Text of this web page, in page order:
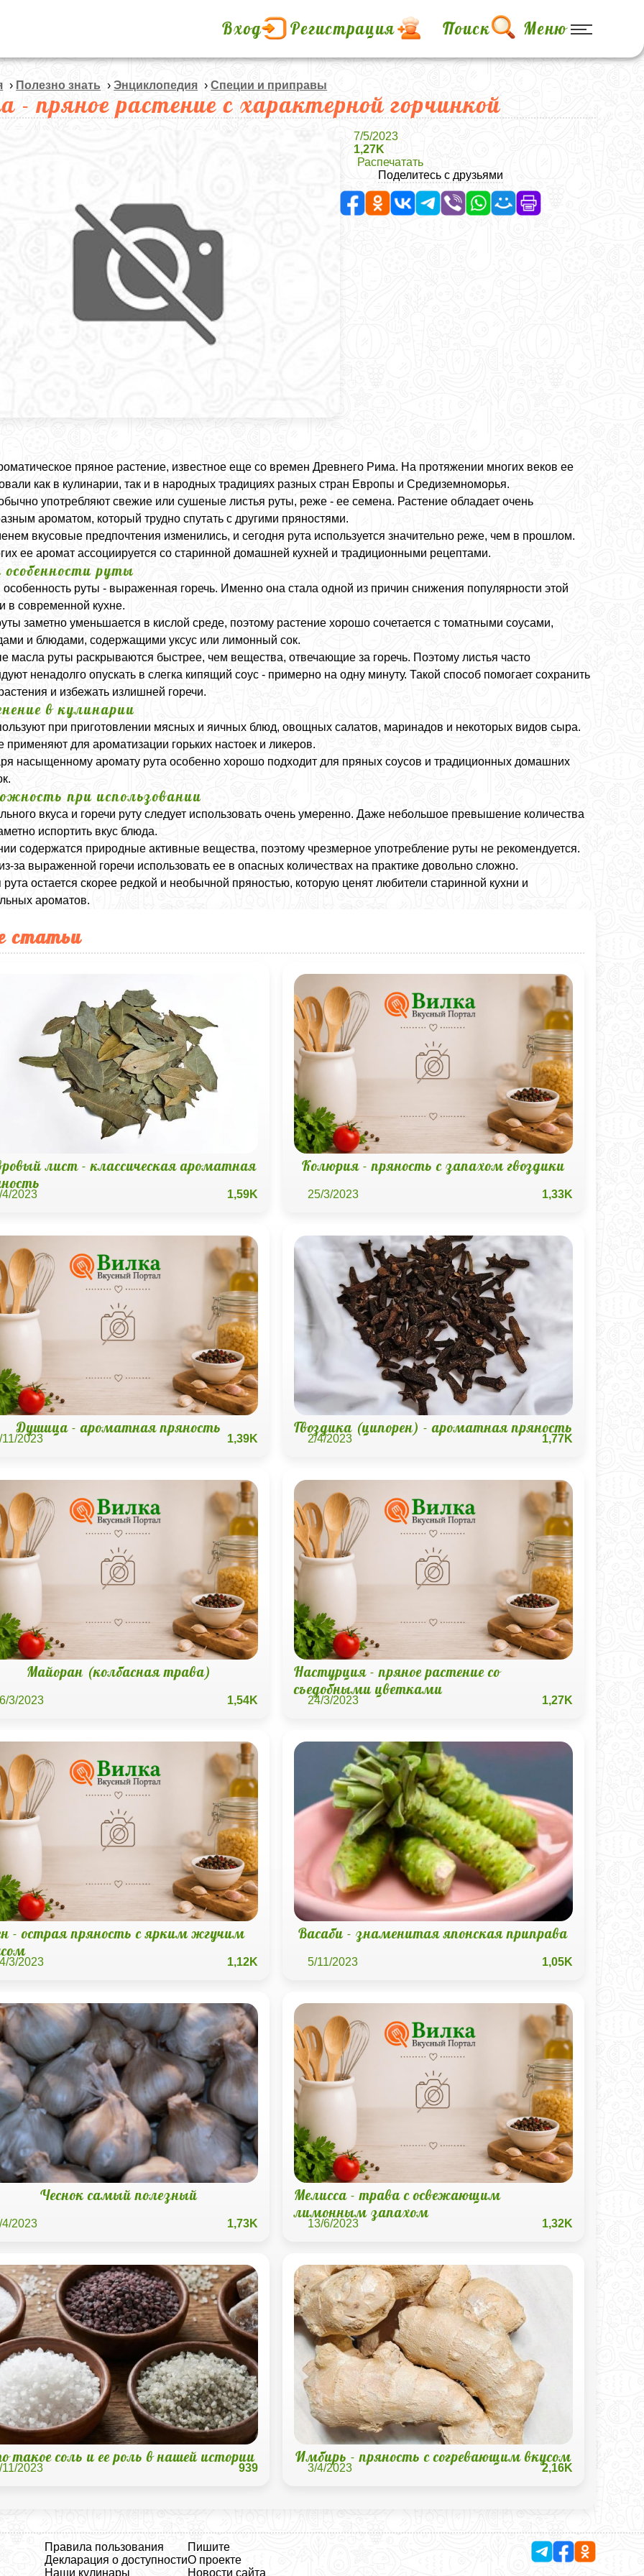
Вход Регистрация Поиск Меню
› Полезно знать ›Энциклопедия ›Специи и приправы
- пряное растение с характерной горчинкой
7/5/2023
1,27K
Распечатать
Поделитесь с друзьями
пряное растение, известное еще со времен Древнего Рима. На протяжении многих веков ее
как в кулинарии, так и в народных традициях разных стран Европы и Средиземноморья.
употребляют свежие или сушеные листья руты, реже - ее семена. Растение обладает очень
ароматом, который трудно спутать с другими пряностями.
вкусовые предпочтения изменились, и сегодня рута используется значительно реже, чем в прошлом.
ее аромат ассоциируется со старинной домашней кухней и традиционными рецептами.
особенности руты
особенность руты - выраженная горечь. Именно она стала одной из причин снижения популярности этой
в современной кухне.
заметно уменьшается в кислой среде, поэтому растение хорошо сочетается с томатными соусами,
и блюдами, содержащими уксус или лимонный сок.
масла руты раскрываются быстрее, чем вещества, отвечающие за горечь. Поэтому листья часто
ненадолго опускать в слегка кипящий соус - примерно на одну минуту. Такой способ помогает сохранить
и избежать излишней горечи.
в кулинарии
при приготовлении мясных и яичных блюд, овощных салатов, маринадов и некоторых видов сыра.
применяют для ароматизации горьких настоек и ликеров.
насыщенному аромату рута особенно хорошо подходит для пряных соусов и традиционных домашних
при использовании
вкуса и горечи руту следует использовать очень умеренно. Даже небольшое превышение количества
испортить вкус блюда.
содержатся природные активные вещества, поэтому чрезмерное употребление руты не рекомендуется.
за выраженной горечи использовать ее в опасных количествах на практике довольно сложно.
остается скорее редкой и необычной пряностью, которую ценят любители старинной кухни и
ароматов.
статьи
лист - классическая ароматная
4/2023 1,59K
Колюрия - пряность с запахом гвоздики
25/3/2023 1,33K
Душица - ароматная пряность
11/2023 1,39K
Гвоздика (ципорен) - ароматная пряность
2/4/2023 1,77K
Майоран (колбасная трава)
3/2023 1,54K
Настурция - пряное растение со
съедобными цветками
24/3/2023 1,27K
- острая пряность с ярким жгучим
3/2023 1,12K
Васаби - знаменитая японская приправа
5/11/2023 1,05K
Чеснок самый полезный
4/2023 1,73K
Мелисса - трава с освежающим
лимонным запахом
13/6/2023 1,32K
такое соль и ее роль в нашей истории
11/2023 939
Имбирь - пряность с согревающим вкусом
3/4/2023 2,16K
Правила пользования
Декларация о доступности
Наши кулинары
Пишите
О проекте
Новости сайта